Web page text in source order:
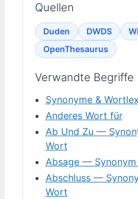
Quellen
Duden DWDS
OpenThesaurus
Verwandte Begriffe
Synonyme &
Anderes Wort für
Ab Und Zu —
Wort
Absage —
Abschluss —
Wort